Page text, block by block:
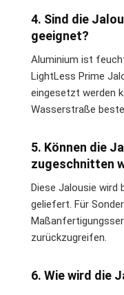
4. Sind die
geeignet?
Aluminium ist
LightLess Prime
eingesetzt werden
Wasserstraße
5. Können die
zugeschnitten
Diese Jalousie wird
geliefert. Für
zurückzugreifen.
6. Wie wird die